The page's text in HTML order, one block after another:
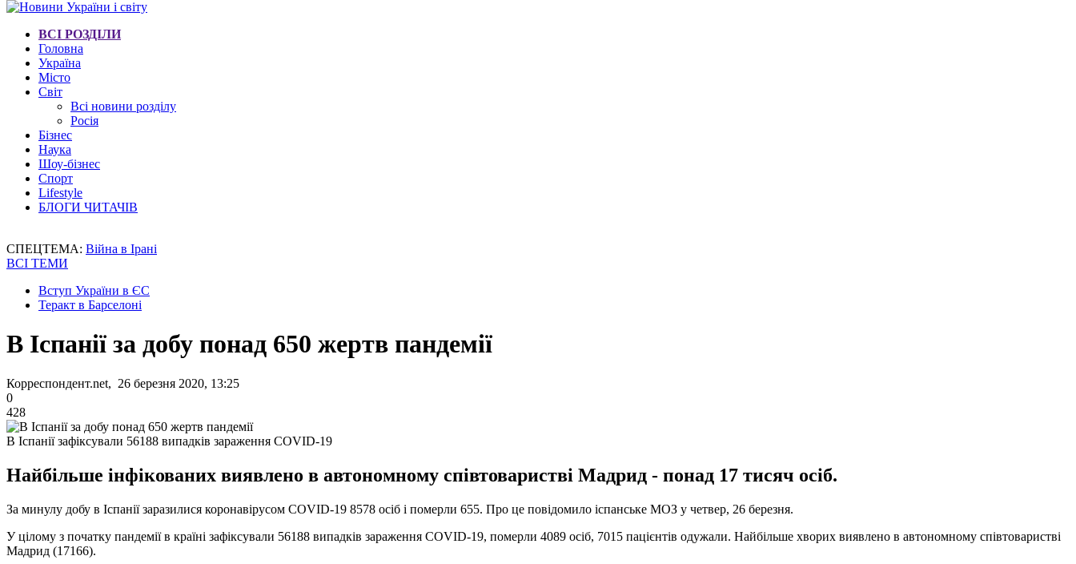
ВСІ РОЗДІЛИ
Головна
Україна
Місто
Світ
Всі новини розділу
Росія
Бізнес
Наука
Шоу-бізнес
Спорт
Lifestyle
БЛОГИ ЧИТАЧІВ
СПЕЦТЕМА: Війна в Ірані
ВСІ ТЕМИ
Вступ України в ЄС
Теракт в Барселоні
В Іспанії за добу понад 650 жертв пандемії
Корреспондент.net, 26 березня 2020, 13:25
0
428
В Іспанії зафіксували 56188 випадків зараження COVID-19
Найбільше інфікованих виявлено в автономному співтоваристві Мадрид - понад 17 тисяч осіб.
За минулу добу в Іспанії заразилися коронавірусом COVID-19 8578 осіб і померли 655. Про це повідомило іспанське МОЗ у четвер, 26 березня.
У цілому з початку пандемії в країні зафіксували 56188 випадків зараження COVID-19, померли 4089 осіб, 7015 пацієнтів одужали. Найбільше хворих виявлено в автономному співтоваристві
Мадрид (17166).